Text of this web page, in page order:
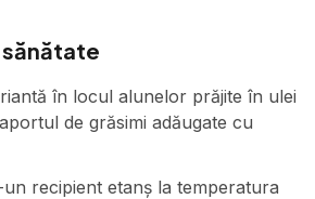
în locul alunelor prăjite în ulei
de grăsimi adăugate cu
recipient etanș la temperatura